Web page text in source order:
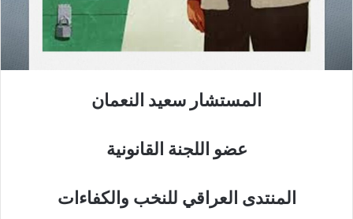
المستشار سعيد النعمان
عضو اللجنة القانونية
المنتدى العراقي للنخب والكفاءات